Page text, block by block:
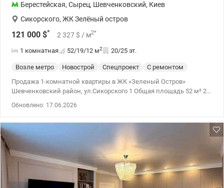
Берестейская, Сырец, Шевченковский, Киев
Сикорского, ЖК Зелёный остров
121 000 $* 2 327 $ / м2*
1 комнатная 52/19/12 м2 20/25 эт.
Возле метро Новострой Спецпроект
С ремонтом
Продажа 1-комнатной квартиры в ЖК «Зеленый Остров»
Шевченковский район, ул.Сикорского 1 Общая площадь 52 м² 20
Качественный ремонт Кондиционер, бойлер, посудомоечная и
стиральная машины Закрытая охраняемая территория,
консьерж, видеонаблюдение Развитая инфраструктура
комплекса, рядом парк и метро «Берестейская» Цена 121000у.о
0509051192 Алена Valion,ua/1152177
Обновлено: 17.06.2026